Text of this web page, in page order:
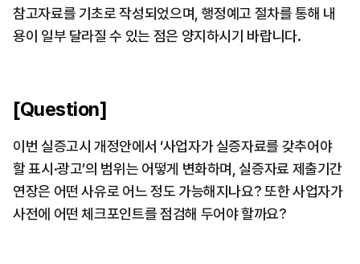
참고자료를 기초로 작성되었으며, 행정예고 절차를 통해 내
용이 일부 달라질 수 있는 점은 양지하시기 바랍니다.
[Question]
이번 실증고시 개정안에서 ‘사업자가 실증자료를 갖추어야
할 표시·광고’의 범위는 어떻게 변화하며, 실증자료 제출기간
연장은 어떤 사유로 어느 정도 가능해지나요? 또한 사업자가
사전에 어떤 체크포인트를 점검해 두어야 할까요?